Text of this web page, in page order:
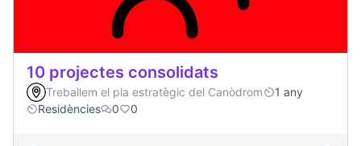
10 projectes consolidats
Treballem el pla estratègic del Canòdrom
1 any
Residències
0 0